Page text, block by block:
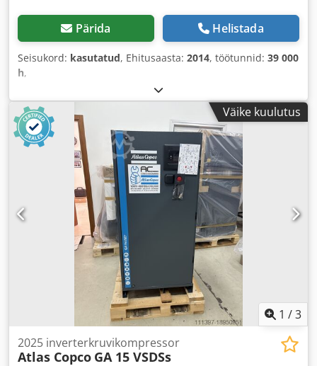
Pärida Helistada
Seisukord: kasutatud, Ehitusaasta: 2014, töötunnid: 39 000
h,
Väike kuulutus
1 /3
2025 inverterkruvikompressor
Atlas Copco GA 15 VSDSs